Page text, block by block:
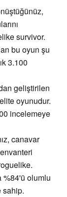
survivor.
bu oyun şu
3.100
geliştirilen
oyunudur.
incelemeye
canavar
%84'ü olumlu
sahip.